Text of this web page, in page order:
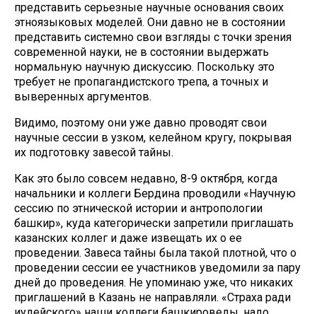
представить серьезные научные основания своих
этноязыковых моделей. Они давно не в состоянии
представить системно свои взгляды с точки зрения
современной науки, не в состоянии выдержать
нормальную научную дискуссию. Поскольку это
требует не пропагандистского трепа, а точных и
выверенных аргументов.
Видимо, поэтому они уже давно проводят свои
научные сессии в узком, келейном кругу, покрывая
их подготовку завесой тайны.
Как это было совсем недавно, 8-9 октября, когда
начальники и коллеги Бердина проводили «Научную
сессию по этнической истории и антропологии
башкир», куда категорически запретили приглашать
казанских коллег и даже извещать их о ее
проведении. Завеса тайны была такой плотной, что о
проведении сессии ее участников уведомили за пару
дней до проведения. Не упоминаю уже, что никаких
приглашений в Казань не направляли. «Страха ради